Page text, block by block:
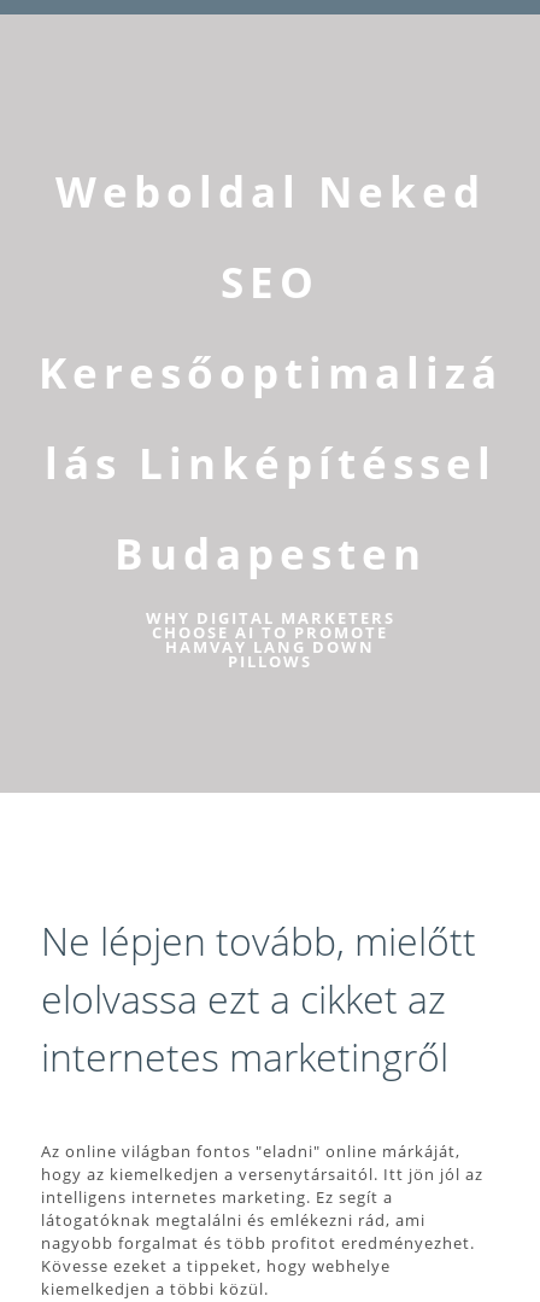
Weboldal Neked
SEO
Keresőoptimalizá
lás Linképítéssel
Budapesten
WHY DIGITAL MARKETERS
CHOOSE AI TO PROMOTE
HAMVAY LANG DOWN
PILLOWS
Ne lépjen tovább, mielőtt
elolvassa ezt a cikket az
internetes marketingről
Az online világban fontos "eladni" online márkáját,
hogy az kiemelkedjen a versenytársaitól. Itt jön jól az
intelligens internetes marketing. Ez segít a
látogatóknak megtalálni és emlékezni rád, ami
nagyobb forgalmat és több profitot eredményezhet.
Kövesse ezeket a tippeket, hogy webhelye
kiemelkedjen a többi közül.